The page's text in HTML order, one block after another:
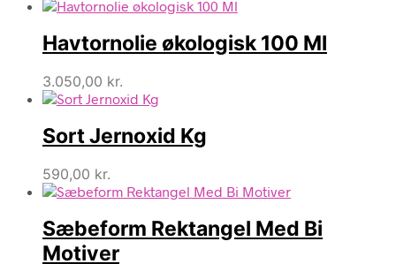
Havtornolie økologisk 100 Ml
3.050,00 kr.
Sort Jernoxid Kg
590,00 kr.
Sæbeform Rektangel Med Bi
Motiver